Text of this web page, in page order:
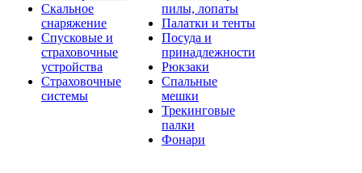
Скальное
снаряжение
Спусковые и
страховочные
устройства
Страховочные
системы
пилы, лопаты
Палатки и тенты
Посуда и
принадлежности
Рюкзаки
Спальные
мешки
Трекинговые
палки
Фонари